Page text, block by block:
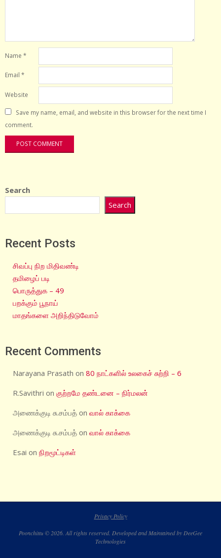
Name *
Email *
Website
Save my name, email, and website in this browser for the next time I
comment.
Search
Search
Recent Posts
சிவப்பு நிற மிதிவண்டி
தமிழைப் படி
பொருத்துக – 49
பறக்கும் பூநாய்
மாதங்களை அறிந்திடுவோம்
Recent Comments
Narayana Prasath on80 நாட்களில் உலகைச் சுற்றி – 6
R.Savithri onகுற்றமே தண்டனை – நிர்மலன்
அணைக்குடி சு.சம்பத் onவால் காக்கை
அணைக்குடி சு.சம்பத் onவால் காக்கை
Esai onநிறமூட்டிகள்
Privacy Policy
Poonchittu © 2026. All rights reserved. Developed and Maintained by DeeGee
Technologies